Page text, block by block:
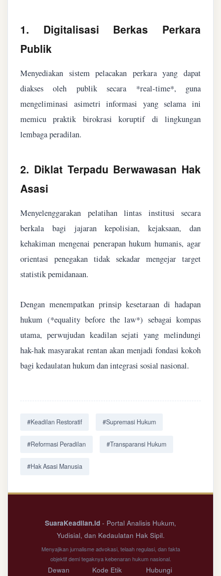
1. Digitalisasi Berkas Perkara
Publik
Menyediakan sistem pelacakan perkara yang dapat
diakses oleh publik secara *real-time*, guna
mengeliminasi asimetri informasi yang selama ini
memicu praktik birokrasi koruptif di lingkungan
lembaga peradilan.
2. Diklat Terpadu Berwawasan Hak
Asasi
Menyelenggarakan pelatihan lintas institusi secara
berkala bagi jajaran kepolisian, kejaksaan, dan
kehakiman mengenai penerapan hukum humanis, agar
orientasi penegakan tidak sekadar mengejar target
statistik pemidanaan.
Dengan menempatkan prinsip kesetaraan di hadapan
hukum (*equality before the law*) sebagai kompas
utama, perwujudan keadilan sejati yang melindungi
hak-hak masyarakat rentan akan menjadi fondasi kokoh
bagi kedaulatan hukum dan integrasi sosial nasional.
#Keadilan Restoratif #Supremasi Hukum
#Reformasi Peradilan #Transparansi Hukum
#Hak Asasi Manusia
SuaraKeadilan.id - Portal Analisis Hukum,
Yudisial, dan Kedaulatan Hak Sipil.
Menyajikan jurnalisme advokasi, telaah regulasi, dan fakta
objektif demi tegaknya kebenaran hukum nasional.
Dewan Kode Etik Hubungi